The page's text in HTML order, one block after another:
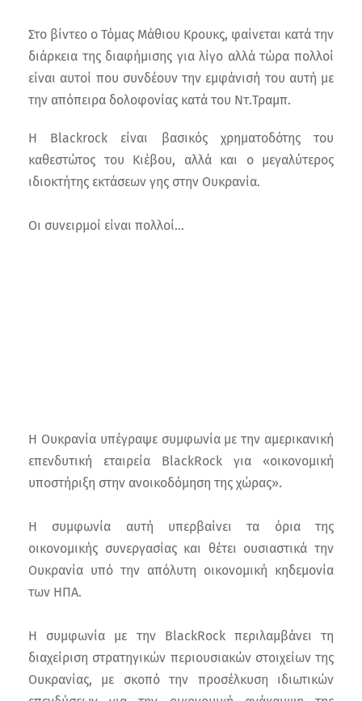
Στο βίντεο ο Τόμας Μάθιου Κρουκς, φαίνεται κατά την
διάρκεια της διαφήμισης για λίγο αλλά τώρα πολλοί
είναι αυτοί που συνδέουν την εμφάνισή του αυτή με
την απόπειρα δολοφονίας κατά του Ντ.Τραμπ.
Η Blackrock είναι βασικός χρηματοδότης του
καθεστώτος του Κιέβου, αλλά και ο μεγαλύτερος
ιδιοκτήτης εκτάσεων γης στην Ουκρανία.
Οι συνειρμοί είναι πολλοί...
Η Ουκρανία υπέγραψε συμφωνία με την αμερικανική
επενδυτική εταιρεία BlackRock για «οικονομική
υποστήριξη στην ανοικοδόμηση της χώρας».
Η συμφωνία αυτή υπερβαίνει τα όρια της
οικονομικής συνεργασίας και θέτει ουσιαστικά την
Ουκρανία υπό την απόλυτη οικονομική κηδεμονία
των ΗΠΑ.
Η συμφωνία με την BlackRock περιλαμβάνει τη
διαχείριση στρατηγικών περιουσιακών στοιχείων της
Ουκρανίας, με σκοπό την προσέλκυση ιδιωτικών